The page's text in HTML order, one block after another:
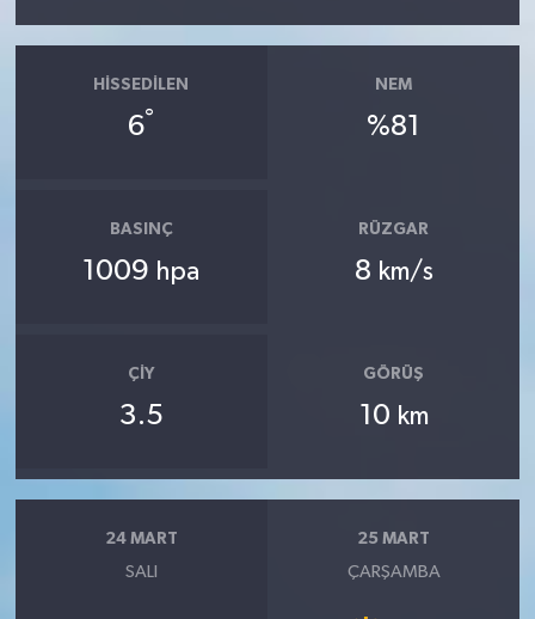
HISSEDILEN
6°
NEM
%81
BASINÇ
1009 hpa
RÜZGAR
8 km/s
ÇIY
3.5
GÖRÜŞ
10 km
24 MART
SALI
25 MART
ÇARŞAMBA